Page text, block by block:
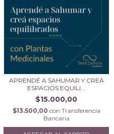
APRENDÉ A SAHUMAR Y CREÁ
ESPACIOS EQUILI...
$15.000,00
$13.500,00 con Transferencia
Bancaria